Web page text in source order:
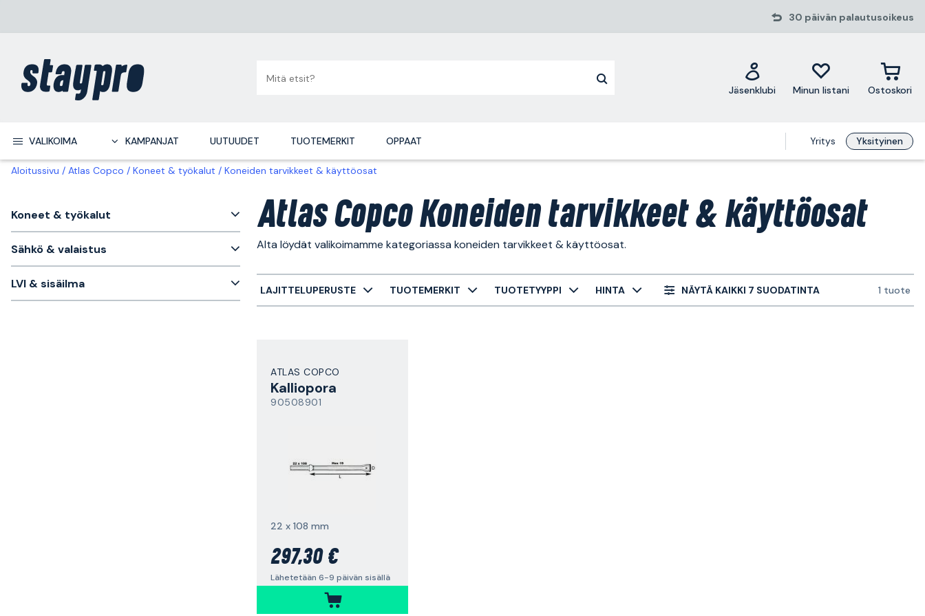
30 päivän palautusoikeus
Jäsenklubi Minun listani Ostoskori
VALIKOIMA KAMPANJAT UUTUUDET TUOTEMERKIT OPPAAT Yritys Yksityinen
Aloitussivu Atlas Copco Koneet & työkalut Koneiden tarvikkeet & käyttöosat
Koneet & työkalut
Sähkö & valaistus
LVI & sisäilma
Atlas Copco Koneiden tarvikkeet & käyttöosat
Alta löydät valikoimamme kategoriassa koneiden tarvikkeet & käyttöosat.
LAJITTELUPERUSTE TUOTEMERKIT TUOTETYYPPI HINTA NÄYTÄ KAIKKI 7 SUODATINTA 1 tuote
ATLAS COPCO
Kalliopora
90508901
22 x 108 mm
297,30 €
Lähetetään 6-9 päivän sisällä